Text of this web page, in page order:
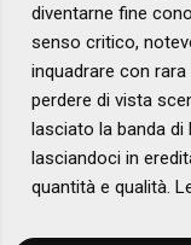
diventarne fine
senso critico,
inquadrare con
perdere di vista
lasciato la banda
lasciandoci in
quantità e qualità.